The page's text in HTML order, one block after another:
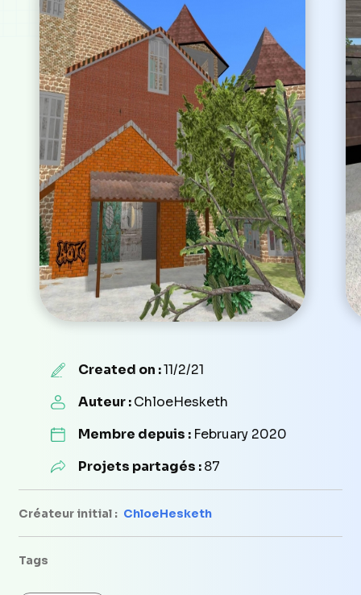
Created on :11/2/21
Auteur :ChloeHesketh
Membre depuis : February 2020
Projets partagés :87
Créateur initial : ChloeHesketh
Tags